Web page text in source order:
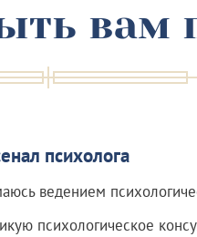
вам
психолога
ведением
психологическое